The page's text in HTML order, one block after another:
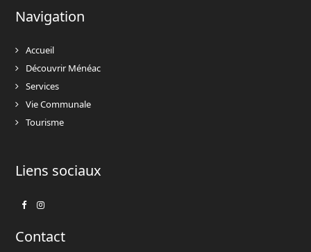
Navigation
Accueil
Découvrir Ménéac
Services
Vie Communale
Tourisme
Liens sociaux
FacebookInstagram
Contact